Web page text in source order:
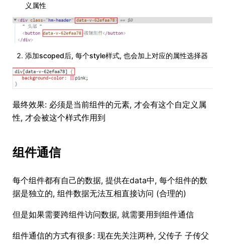
义属性
添加scoped后, 每个style样式, 也会加上对应的属性选择器
最终效果: 必须是当前组件的元素, 才会有这个自定义属
性, 才会被这个样式作用到
组件通信
每个组件都有自己的数据, 提供在data中, 每个组件的数
据是独立的, 组件数据无法互相直接访问 (合理的)
但是如果需要跨组件访问数据, 就需要用到组件通信
组件通信的方式有很多: 现在先关注两种, 父传子 子传父